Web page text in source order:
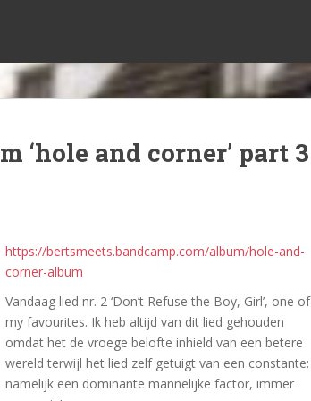
‘hole and corner’ part 3
https://bertsmeets.bandcamp.com/album/hole-and-
corner-album
Vandaag lied nr. 2 ‘Don’t Refuse the Boy, Girl’, one of
my favourites. Ik heb altijd van dit lied gehouden
omdat het de vroege belofte inhield van een betere
wereld terwijl het lied zelf getuigt van een constante:
namelijk een dominante mannelijke factor, immer